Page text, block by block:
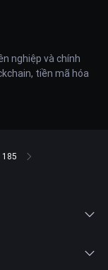
nghiệp và chính
tiền mã hóa
185